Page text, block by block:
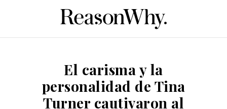
El carisma y la
personalidad de Tina
Turner cautivaron al